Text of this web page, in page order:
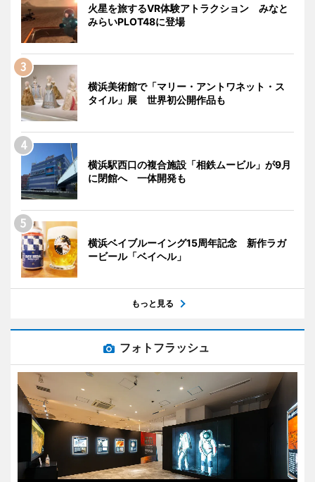
火星を旅するVR体験アトラクション みなと
みらいPLOT48に登場
横浜美術館で「マリー・アントワネット・ス
タイル」展 世界初公開作品も
横浜駅西口の複合施設「相鉄ムービル」が9月
に閉館へ 一体開発も
横浜ベイブルーイング15周年記念 新作ラガ
ービール「ベイヘル」
もっと見る
フォトフラッシュ